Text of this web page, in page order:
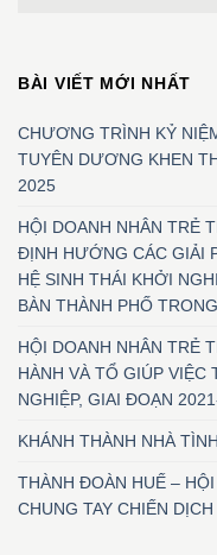
BÀI VIẾT MỚI NHẤT
CHƯƠNG TRÌNH KỶ
TUYÊN DƯƠNG KHEN
2025
HỘI DOANH NHÂN TRẺ
ĐỊNH HƯỚNG CÁC GIẢI
HỆ SINH THÁI KHỞI
BÀN THÀNH PHỐ
HỘI DOANH NHÂN TRẺ
HÀNH VÀ TỔ GIÚP VIỆC
NGHIỆP, GIAI ĐOẠN
KHÁNH THÀNH NHÀ
THÀNH ĐOÀN HUẾ –
CHUNG TAY CHIẾN